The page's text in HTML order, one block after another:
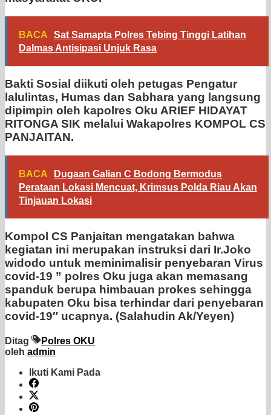
BACA
Sat Samapta Polres Tebing Tinggi Latihan
Dalmas Antisipasi Unjuk Rasa
Bakti Sosial diikuti oleh petugas Pengatur
lalulintas, Humas dan Sabhara yang langsung
dipimpin oleh kapolres Oku ARIEF HIDAYAT
RITONGA SIK melalui Wakapolres KOMPOL CS
PANJAITAN.
BACA
Dugaan Galian C Bodong Bermodus
Perataan Lokasi Mencuat, Krimsus Polda Riau Akan
Tinjauan Lokasi
Kompol CS Panjaitan mengatakan bahwa
kegiatan ini merupakan instruksi dari Ir.Joko
widodo untuk meminimalisir penyebaran Virus
covid-19 ” polres Oku juga akan memasang
spanduk berupa himbauan prokes sehingga
kabupaten Oku bisa terhindar dari penyebaran
covid-19″ ucapnya. (Salahudin Ak/Yeyen)
Ditag
Polres OKU
oleh admin
Ikuti Kami Pada